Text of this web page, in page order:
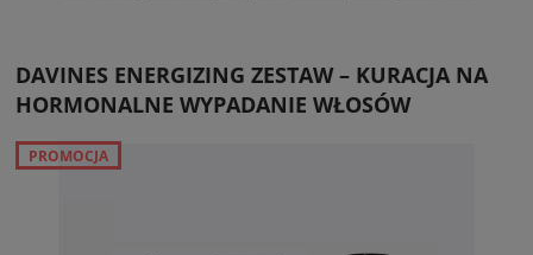
DAVINES ENERGIZING ZESTAW – KURACJA NA
HORMONALNE WYPADANIE WŁOSÓW
PROMOCJA